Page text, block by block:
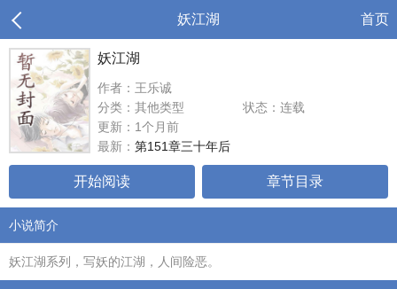
妖江湖 首页
妖江湖
作者：王乐诚
分类：其他类型
状态：连载
更新：1个月前
最新： 第151章三十年后
开始阅读 章节目录
小说简介
妖江湖系列，写妖的江湖，人间险恶。